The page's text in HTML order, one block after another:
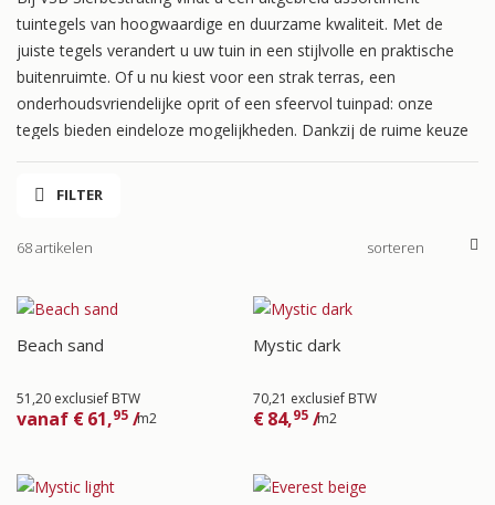
tuintegels van hoogwaardige en duurzame kwaliteit. Met de
juiste tegels verandert u uw tuin in een stijlvolle en praktische
buitenruimte. Of u nu kiest voor een strak terras, een
onderhoudsvriendelijke oprit of een sfeervol tuinpad: onze
tegels bieden eindeloze mogelijkheden. Dankzij de ruime keuze
in kleuren, maten en materialen kunt u altijd de perfecte tegels
voor de tuin vinden.
FILTER
68 artikelen
Beach sand
51,20 exclusief BTW
vanaf €61,95 /m2
Mystic dark
70,21 exclusief BTW
€84,95 /m2